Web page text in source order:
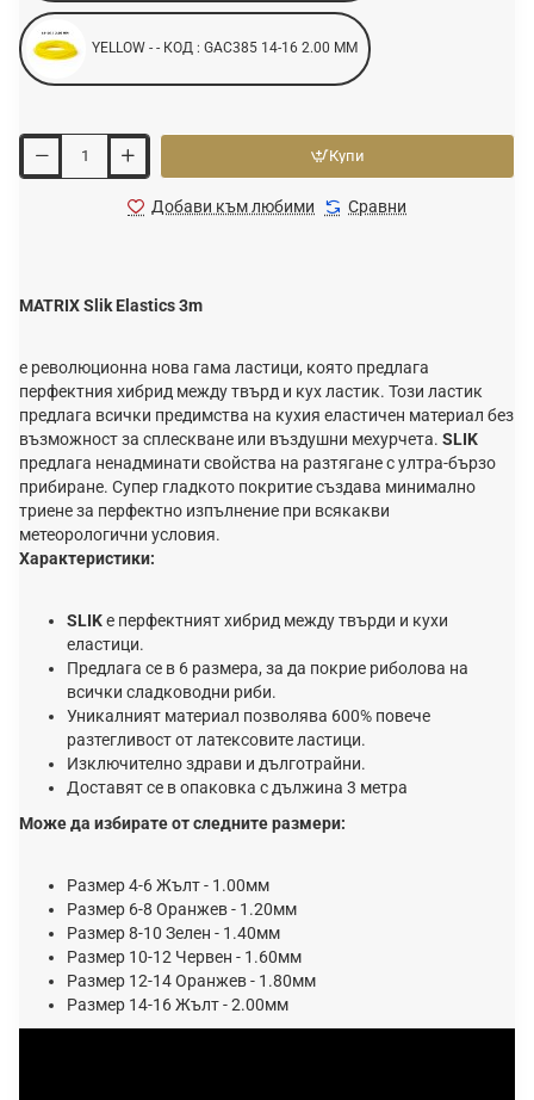
YELLOW - - КОД : GAC385 14-16 2.00 MM
Купи
Добави към любими Сравни
MATRIX Slik Elastics 3m
е революционна нова гама ластици, която предлага
перфектния хибрид между твърд и кух ластик. Този ластик
предлага всички предимства на кухия еластичен материал без
възможност за сплескване или въздушни мехурчета. SLIK
предлага ненадминати свойства на разтягане с ултра-бързо
прибиране. Супер гладкото покритие създава минимално
триене за перфектно изпълнение при всякакви
метеорологични условия.
Характеристики:
SLIKе перфектният хибрид между твърди и кухи
еластици.
Предлага се в 6 размера, за да покрие риболова на
всички сладководни риби.
Уникалният материал позволява 600% повече
разтегливост от латексовите ластици.
Изключително здрави и дълготрайни.
Доставят се в опаковка с дължина 3 метра
Може да избирате от следните размери:
Размер 4-6 Жълт - 1.00мм
Размер 6-8 Оранжев - 1.20мм
Размер 8-10 Зелен - 1.40мм
Размер 10-12 Червен - 1.60мм
Размер 12-14 Оранжев - 1.80мм
Размер 14-16 Жълт - 2.00мм